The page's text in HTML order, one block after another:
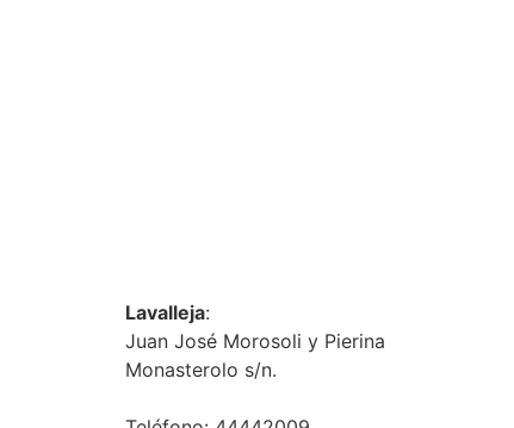
Lavalleja:
Juan José Morosoli y Pierina
Monasterolo s/n.